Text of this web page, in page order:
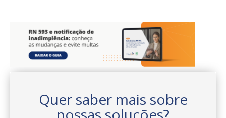
Quer saber mais sobre